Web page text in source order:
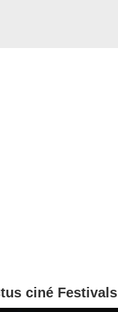
ciné Festivals